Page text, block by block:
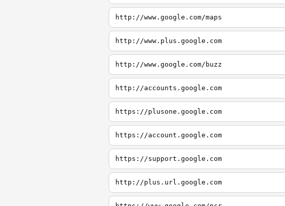
http://www.google.com/maps
http://www.plus.google.com
http://www.google.com/buzz
http://accounts.google.com
https://plusone.google.com
https://account.google.com
https://support.google.com
http://plus.url.google.com